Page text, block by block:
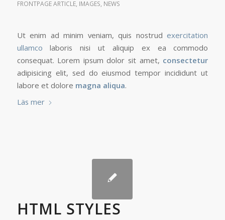
FRONTPAGE ARTICLE, IMAGES, NEWS
Ut enim ad minim veniam, quis nostrudexercitation
ullamco laboris nisi ut aliquip ex ea commodo
consequat. Lorem ipsum dolor sit amet, consectetur
adipisicing elit, sed do eiusmod tempor incididunt ut
labore et dolore magna aliqua.
Läs mer
HTML STYLES